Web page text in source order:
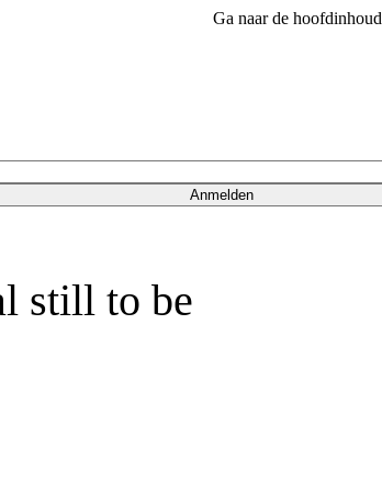
Ga naar de hoofdinhoud
Anmelden
still to be